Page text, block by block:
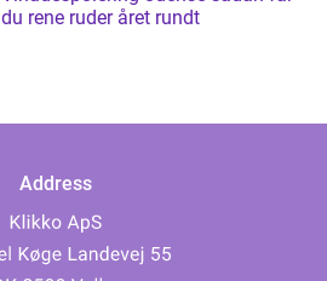
du rene ruder året rundt
Address